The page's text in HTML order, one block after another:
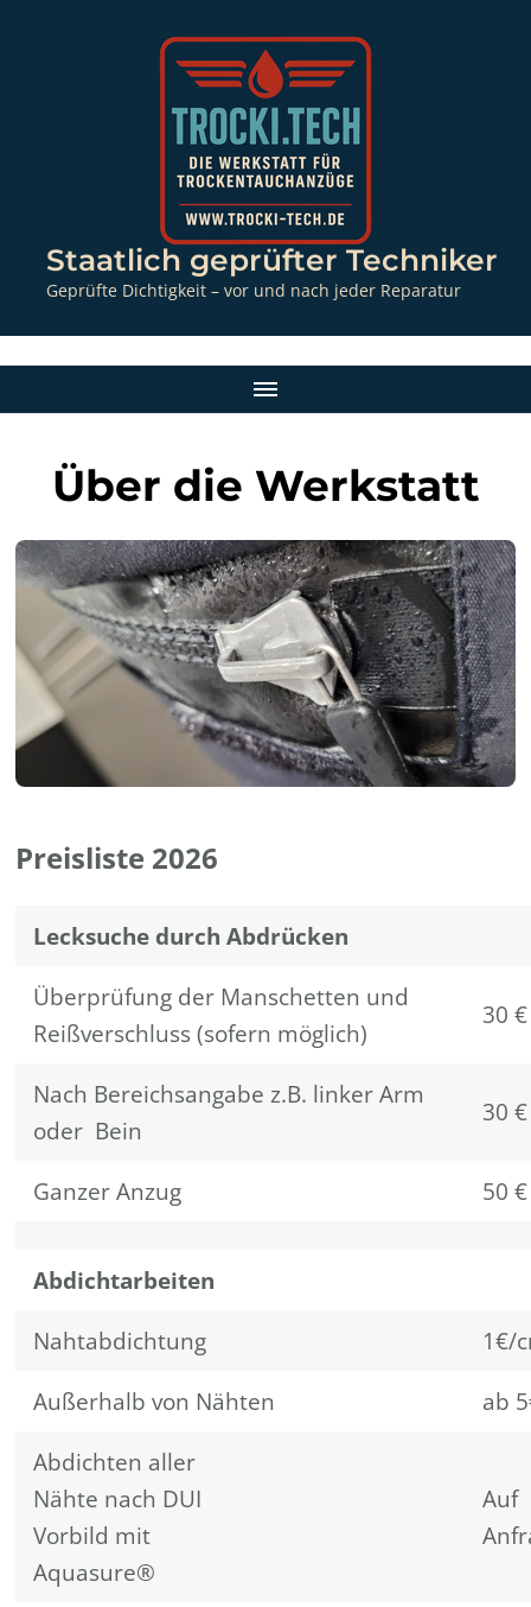
Staatlich geprüfter Techniker
Geprüfte Dichtigkeit – vor und nach jeder Reparatur
Über die Werkstatt
Preisliste 2026
Lecksuche durch Abdrücken
Überprüfung der Manschetten und
Reißverschluss (sofern möglich)
30 €
Nach Bereichsangabe z.B. linker Arm
oder Bein
30 €
Ganzer Anzug 50 €
Abdichtarbeiten
Nahtabdichtung 1€/
Außerhalb von Nähten ab
Abdichten aller
Nähte nach DUI
Vorbild mit
Aquasure®
Auf